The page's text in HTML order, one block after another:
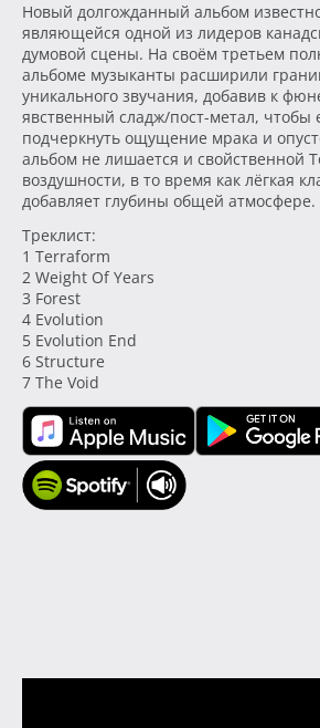
Новый долгожданный альбом
являющейся одной из лидеров
думовой сцены. На своём третьем
альбоме музыканты расширили
уникального звучания, добавив к
явственный сладж/пост-метал, чтобы
подчеркнуть ощущение мрака и
альбом не лишается и свойственной
воздушности, в то время как лёгкая
добавляет глубины общей атмосфере.
Треклист:
1 Terraform
2 Weight Of Years
3 Forest
4 Evolution
5 Evolution End
6 Structure
7 The Void